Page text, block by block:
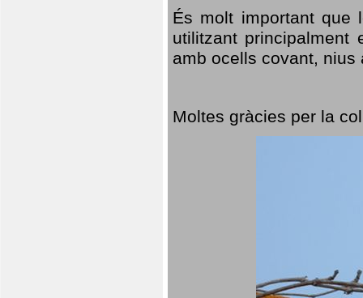
És molt important que
utilitzant
amb ocells covant,
Moltes gràcies per la